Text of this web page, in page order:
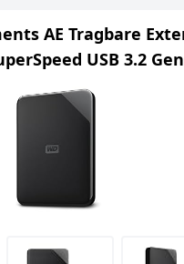
AE Tragbare
USB 3.2 Gen
and-Play-
Windows, Schwarz